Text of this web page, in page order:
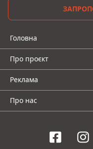
Головна
Про проєкт
Реклама
Про нас